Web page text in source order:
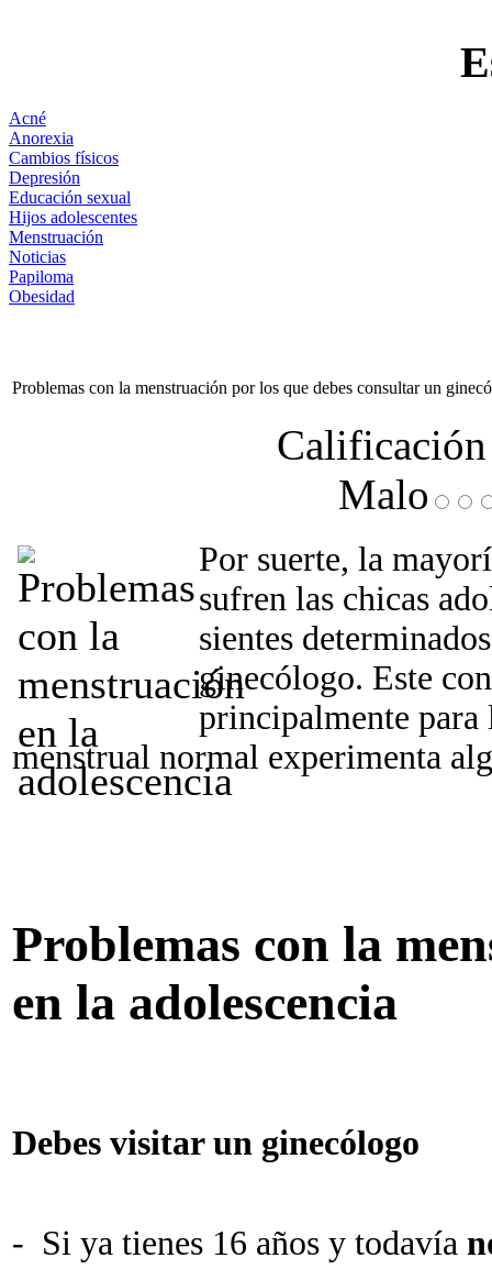
Acné
Anorexia
Cambios físicos
Depresión
Educación sexual
Hijos adolescentes
Menstruación
Noticias
Papiloma
Obesidad
Problemas con la menstruación por los que debes consultar un
Malo
Por suerte, la
sufren las chicas
sientes
ginecólogo. Este
principalmente para
menstrual normal experimenta
Problemas con la
en la adolescencia
Debes visitar un ginecólogo
- Si ya tienes 16 años y todavía